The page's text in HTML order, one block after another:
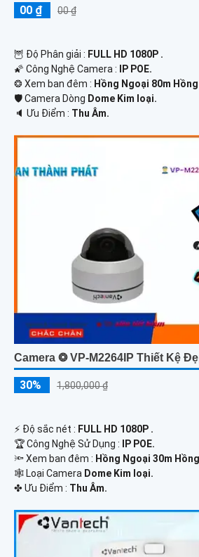
00 ₫ 00 ₫
🦉 Độ Phân giải : FULL HD 1080P .
🌠 Công Nghệ Camera :
IP POE.
❂ Xem ban đêm : Hồng Ngoại 80m
🛡 Camera Dòng Dome Kim loại.
️🔈 Ưu Điểm : Thu Âm.
Camera ❂ VP-M2264IP Thiết Kệ
30% 1,800,000 ₫
️⚡ Độ sắc nét : FULL HD 1080P .
🏆 Công Nghệ Sử Dụng :
IP POE.
🔦 Xem ban đêm : Hồng Ngoại 30m
🕸️ Loại Camera Dome Kim loại.
️✤ Ưu Điểm : Thu Âm.